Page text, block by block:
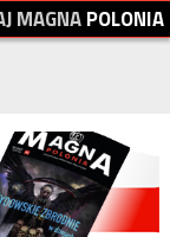
JMAGNAPOLONIA